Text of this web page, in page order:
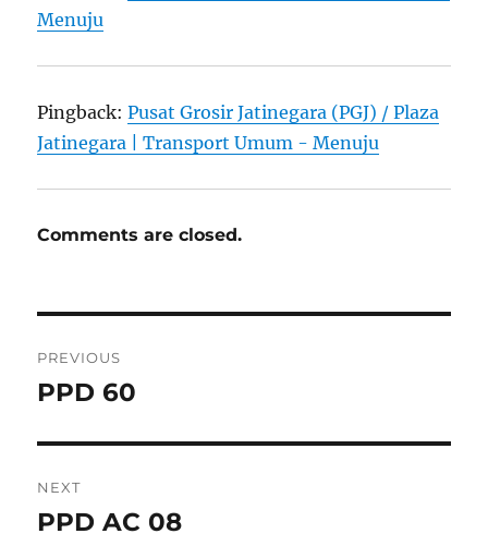
Menuju
Pingback:Pusat Grosir Jatinegara (PGJ) / Plaza
Jatinegara | Transport Umum - Menuju
Comments are closed.
navigation
PREVIOUS
Previous
PPD 60
NEXT
Next
PPD AC 08